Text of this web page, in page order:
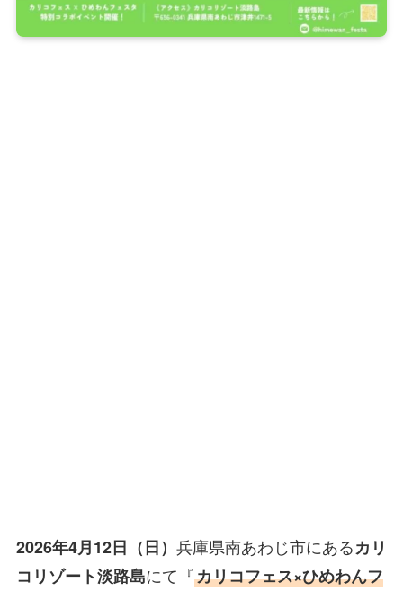
2026年4月 12日（日） 兵庫県南あわじ市にある カリ
コリゾート淡路島にて『カリコフェス×ひめわんフ